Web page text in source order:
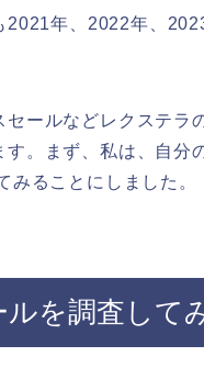
年、2022年、
ールなどレクステラ
。まず、私は、自分
みることにしました。
を調査して